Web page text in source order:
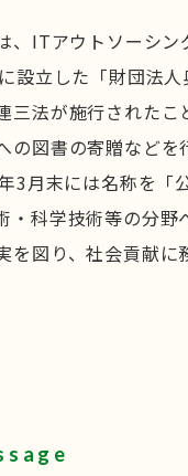
、ITアウトソーシ
設立した「財団法
三法が施行された
の図書の寄贈などを
3月末には名称を「
・科学技術等の分
を図り、社会貢献に